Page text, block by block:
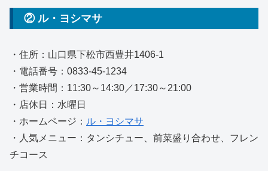
② ル・ヨシマサ
・住所：山口県下松市西豊井1406-1
・電話番号：0833-45-1234
・営業時間：11:30～14:30／17:30～21:00
・店休日：水曜日
・ホームページ： ル・ヨシマサ
・人気メニュー：タンシチュー、前菜盛り合わせ、フレン
チコース